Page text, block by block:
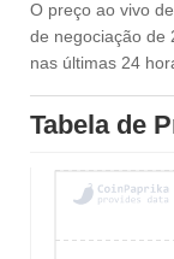
O preço ao vivo
de negociação de
nas últimas 24
Tabela de